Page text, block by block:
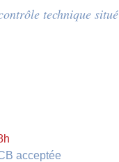
technique situé
acceptée